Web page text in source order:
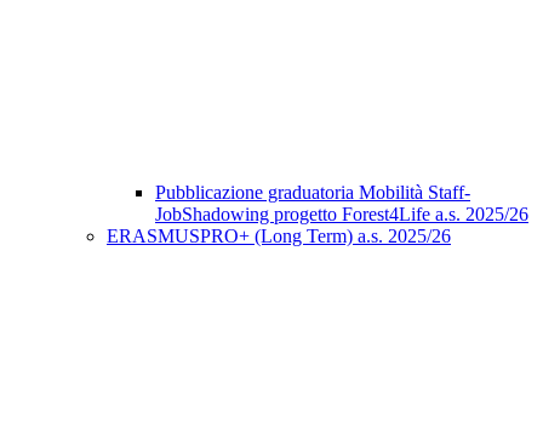
Pubblicazione graduatoria Mobilità Staff-
JobShadowing progetto Forest4Life a.s. 2025/26
ERASMUSPRO+ (Long Term) a.s. 2025/26